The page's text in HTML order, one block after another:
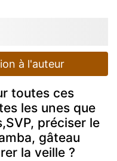
à l'auteur
toutes ces
les unes que
préciser le
gâteau
la veille ?